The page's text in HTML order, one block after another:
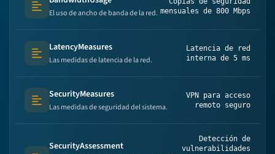
Text (multi-lines)
El uso de ancho de banda de la red. mensuales de 800 Mbps
Text (multi-lines)
LatencyMeasures
Las medidas de latencia de la red.
Latencia de red
interna de 5 ms
Text (multi-lines)
SecurityMeasures
Las medidas de seguridad del sistema.
VPN para acceso
remoto seguro
SecurityAssessment
Detección de
vulnerabilidades